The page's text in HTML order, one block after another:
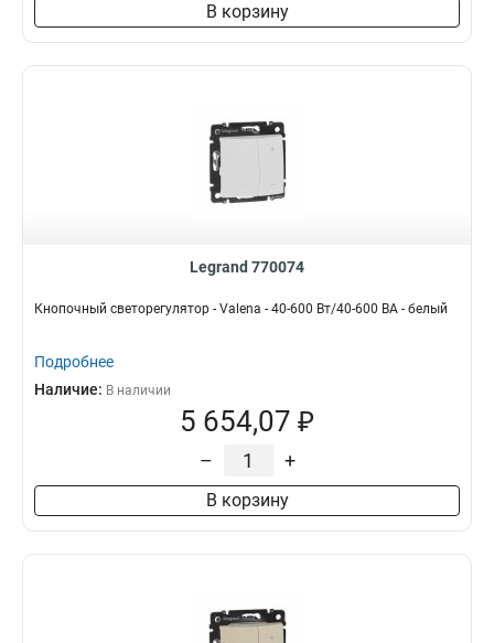
В корзину
Legrand 770074
Кнопочный светорегулятор - Valena - 40-600 Вт/40-600 ВА - белый
Подробнее
Наличие: В наличии
5 654,07 ₽
– +
В корзину